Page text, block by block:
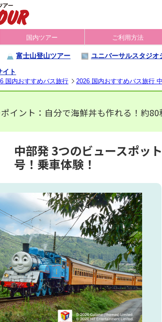
国内ツアー ご利用方法
富士山登山ツアー ユニバーサルスタジオ
イト
国内おすすめバス旅行 2026 国内おすすめバス旅行
イント：自分で海鮮丼も作れる！約
中部発 3つのビュースポッ
号！乗車体験！